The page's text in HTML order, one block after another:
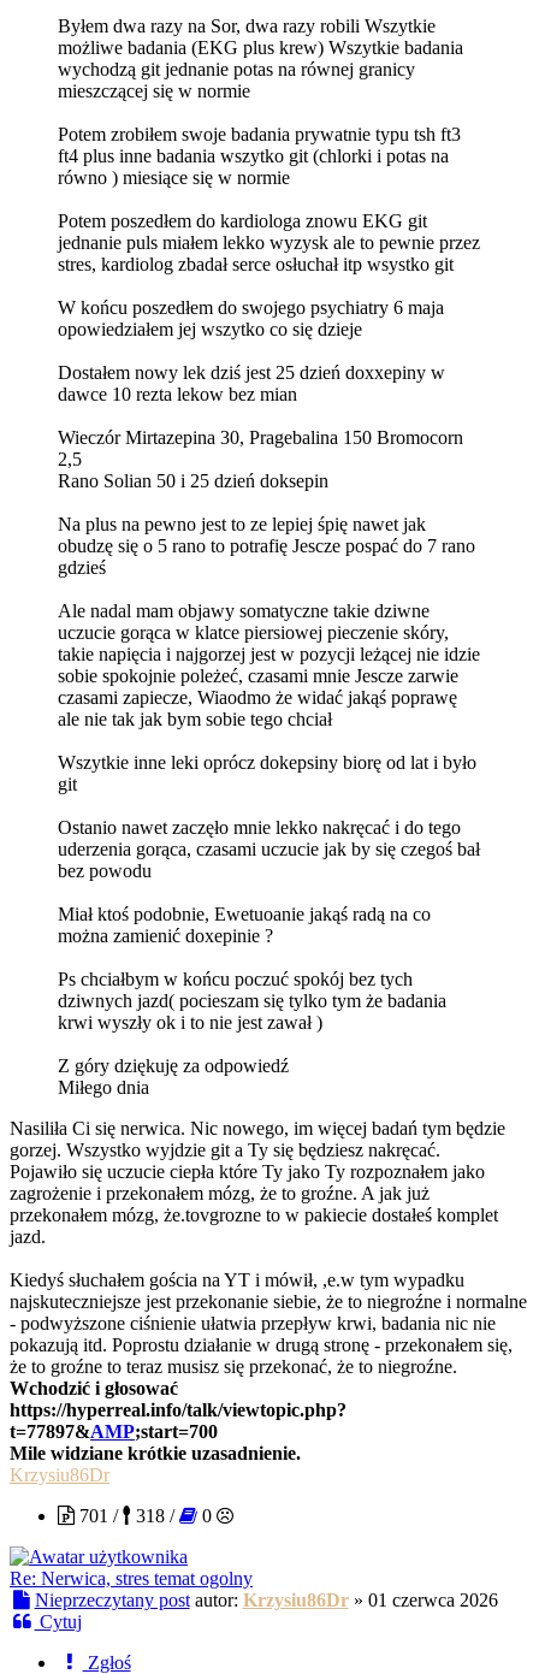
Byłem dwa razy na Sor, dwa razy robili Wszytkie
możliwe badania (EKG plus krew) Wszytkie badania
wychodzą git jednanie potas na równej granicy
mieszczącej się w normie
Potem zrobiłem swoje badania prywatnie typu tsh ft3
ft4 plus inne badania wszytko git (chlorki i potas na
równo ) miesiące się w normie
Potem poszedłem do kardiologa znowu EKG git
jednanie puls miałem lekko wyzysk ale to pewnie przez
stres, kardiolog zbadał serce osłuchał itp wsystko git
W końcu poszedłem do swojego psychiatry 6 maja
opowiedziałem jej wszytko co się dzieje
Dostałem nowy lek dziś jest 25 dzień doxxepiny w
dawce 10 rezta lekow bez mian
Wieczór Mirtazepina 30, Pragebalina 150 Bromocorn
2,5
Rano Solian 50 i 25 dzień doksepin
Na plus na pewno jest to ze lepiej śpię nawet jak
obudzę się o 5 rano to potrafię Jescze pospać do 7 rano
gdzieś
Ale nadal mam objawy somatyczne takie dziwne
uczucie gorąca w klatce piersiowej pieczenie skóry,
takie napięcia i najgorzej jest w pozycji leżącej nie idzie
sobie spokojnie poleżeć, czasami mnie Jescze zarwie
czasami zapiecze, Wiaodmo że widać jakąś poprawę
ale nie tak jak bym sobie tego chciał
Wszytkie inne leki oprócz dokepsiny biorę od lat i było
git
Ostanio nawet zaczęło mnie lekko nakręcać i do tego
uderzenia gorąca, czasami uczucie jak by się czegoś bał
bez powodu
Miał ktoś podobnie, Ewetuoanie jakąś radą na co
można zamienić doxepinie ?
Ps chciałbym w końcu poczuć spokój bez tych
dziwnych jazd( pocieszam się tylko tym że badania
krwi wyszły ok i to nie jest zawał )
Z góry dziękuję za odpowiedź
Miłego dnia
Nasiliła Ci się nerwica. Nic nowego, im więcej badań tym będzie
gorzej. Wszystko wyjdzie git a Ty się będziesz nakręcać.
Pojawiło się uczucie ciepła które Ty jako Ty rozpoznałem jako
zagrożenie i przekonałem mózg, że to groźne. A jak już
przekonałem mózg, że.tovgrozne to w pakiecie dostałeś komplet
jazd.
Kiedyś słuchałem gościa na YT i mówił, ,e.w tym wypadku
najskuteczniejsze jest przekonanie siebie, że to niegroźne i normalne
- podwyższone ciśnienie ułatwia przepływ krwi, badania nic nie
pokazują itd. Poprostu działanie w drugą stronę - przekonałem się,
że to groźne to teraz musisz się przekonać, że to niegroźne.
Wchodzić i głosować
https://hyperreal.info/talk/viewtopic.php?
t=77897&AMP;start=700
Mile widziane krótkie uzasadnienie.
Krzysiu86Dr
701 /
318 / 0
Re: Nerwica, stres temat ogolny
Nieprzeczytany post autor: Krzysiu86Dr» 01 czerwca 2026
Cytuj
Zgłoś